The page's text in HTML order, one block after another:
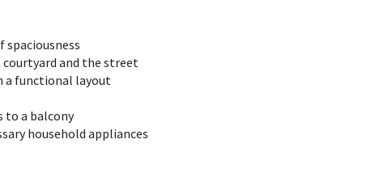
spaciousness
courtyard and the street
a functional layout
to a balcony
household appliances